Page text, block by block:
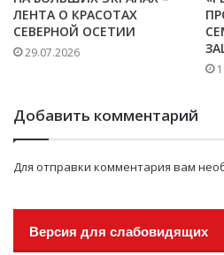
ЛЕНТА О КРАСОТАХ
СЕВЕРНОЙ ОСЕТИИ
29.07.2026
Добавить комментарий
Для отправки комментария вам
Версия для слабовидящих